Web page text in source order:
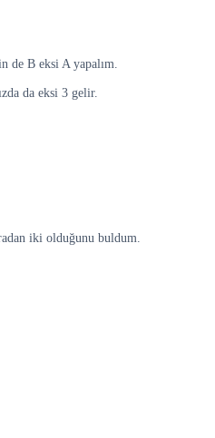
de B eksi A yapalım.
da eksi 3 gelir.
iki olduğunu buldum.